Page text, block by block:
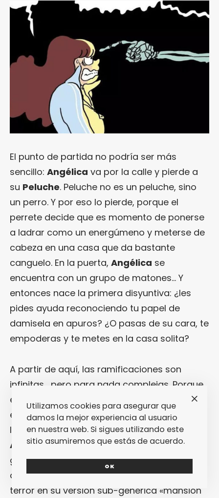
El punto de partida no podría ser más
sencillo: Angélica va por la calle y pierde a
su Peluche. Peluche no es un peluche, sino
un perro. Y por eso lo pierde, porque el
perrete decide que es momento de ponerse
a ladrar como un energúmeno y meterse de
cabeza en una casa que da bastante
canguelo. En la puerta, Angélica se
encuentra con un grupo de matones… Y
entonces nace la primera disyuntiva: ¿les
pides ayuda reconociendo tu papel de
damisela en apuros? ¿O pasas de su cara, te
empoderas y te metes en la casa solita?
A partir de aquí, las ramificaciones son
infinitas… pero para nada complejas. Porque
el objetivo de «
» no
es complicarte la vida ni embrollar tu placer
lector. Más bien lo contrario. El objetivo de
Artur Laperlaes celebrar lo mejorcito del
género «Elige Tu Propia Aventura» a la vez
que homenajea los cánones del género
terror en su versión sub-genérica «mansión
Utilizamos cookies para asegurar que
damos la mejor experiencia al usuario
en nuestra web. Si sigues utilizando este
sitio asumiremos que estás de acuerdo.
OK